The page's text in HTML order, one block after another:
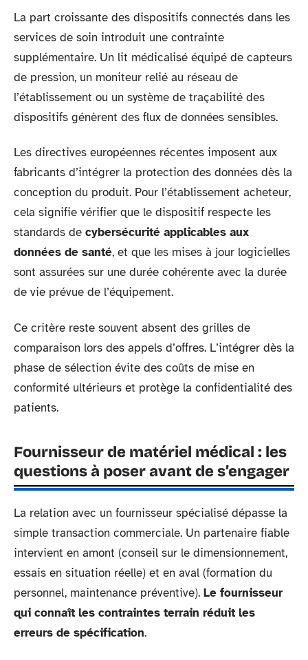
La part croissante des dispositifs connectés dans les
services de soin introduit une contrainte
supplémentaire. Un lit médicalisé équipé de capteurs
de pression, un moniteur relié au réseau de
l’établissement ou un système de traçabilité des
dispositifs génèrent des flux de données sensibles.
Les directives européennes récentes imposent aux
fabricants d’intégrer la protection des données dès la
conception du produit. Pour l’établissement acheteur,
cela signifie vérifier que le dispositif respecte les
standards de cybersécurité applicables aux
données de santé, et que les mises à jour logicielles
sont assurées sur une durée cohérente avec la durée
de vie prévue de l’équipement.
Ce critère reste souvent absent des grilles de
comparaison lors des appels d’offres. L’intégrer dès la
phase de sélection évite des coûts de mise en
conformité ultérieurs et protège la confidentialité des
patients.
Fournisseur de matériel médical : les
questions à poser avant de s’engager
La relation avec un fournisseur spécialisé dépasse la
simple transaction commerciale. Un partenaire fiable
intervient en amont (conseil sur le dimensionnement,
essais en situation réelle) et en aval (formation du
personnel, maintenance préventive). Le fournisseur
qui connaît les contraintes terrain réduit les
erreurs de spécification.